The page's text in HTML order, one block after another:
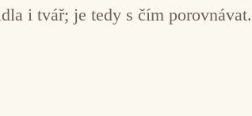
i tvář; je tedy s čím porovnávat.